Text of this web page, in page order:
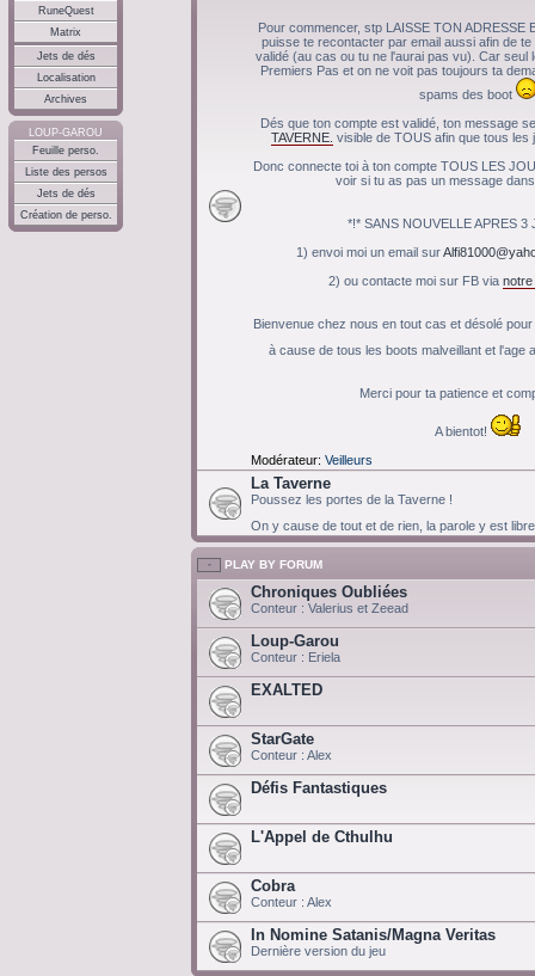
RuneQuest
Matrix
Jets de dés
Localisation
Archives
LOUP-GAROU
Feuille perso.
Liste des persos
Jets de dés
Création de perso.
Pour commencer, stp LAISSE TON ADRESSE
puisse te recontacter par email aussi afin de
validé (au cas ou tu ne l'aurai pas vu). Car seul
Premiers Pas et on ne voit pas toujours ta
spams des boot
Dés que ton compte est validé, ton message
TAVERNE. visible de TOUS afin que tous les
Donc connecte toi à ton compte TOUS LES
voir si tu as pas un message
*!* SANS NOUVELLE APRES 3
1) envoi moi un email sur
2) ou contacte moi sur FB via notre
Bienvenue chez nous en tout cas et désolé
à cause de tous les boots malveillant et l'age
Merci pour ta patience et
A bientot!
Modérateur: Veilleurs
La Taverne
Poussez les portes de la Taverne !
On y cause de tout et de rien, la parole y est
PLAY BY FORUM
Chroniques Oubliées
Conteur : Valerius et Zeead
Loup-Garou
Conteur : Eriela
EXALTED
StarGate
Conteur : Alex
Défis Fantastiques
L'Appel de Cthulhu
Cobra
Conteur : Alex
In Nomine Satanis/Magna Veritas
Dernière version du jeu